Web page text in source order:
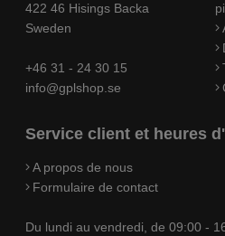
422 46 Hisings Backa
Sweden
+46 31 - 24 30 15
info@gplshop.se
Service client et heures
A propos de nous
Formulaire de contact
Du lundi au vendredi, de 09:00 -